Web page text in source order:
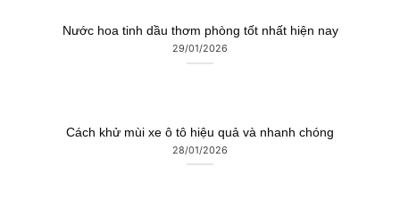
Nước hoa tinh dầu thơm phòng tốt nhất hiện nay
29/01/2026
Cách khử mùi xe ô tô hiệu quả và nhanh chóng
28/01/2026